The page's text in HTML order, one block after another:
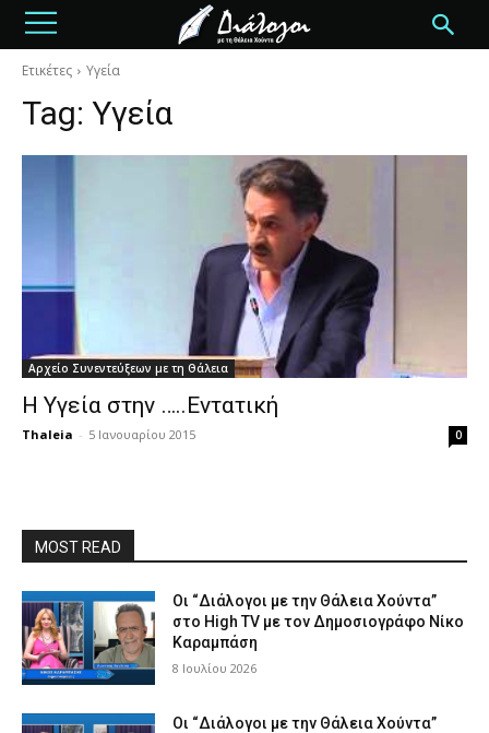
Ετικέτες Υγεία
Tag: Υγεία
Αρχείο Συνεντεύξεων με τη Θάλεια
Η Υγεία στην …..Εντατική
Thaleia - 5 Ιανουαρίου 2015 0
MOST READ
Οι “Διάλογοι με την Θάλεια Χούντα”
στο High TV με τον Δημοσιογράφο Νίκο
Καραμπάση
8 Ιουλίου 2026
Οι “Διάλογοι με την Θάλεια Χούντα”